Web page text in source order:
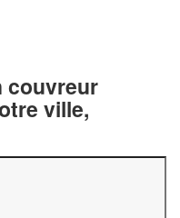
couvreur
ville,